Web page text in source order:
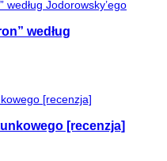
według
[recenzja]